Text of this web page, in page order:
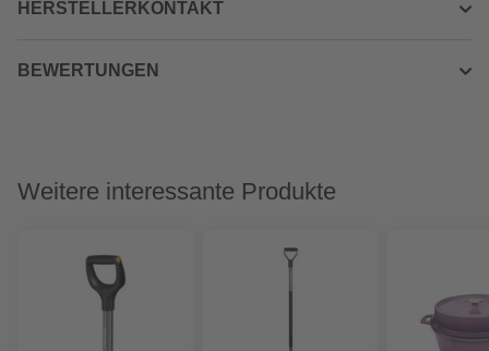
HERSTELLERKONTAKT
BEWERTUNGEN
Weitere interessante Produkte